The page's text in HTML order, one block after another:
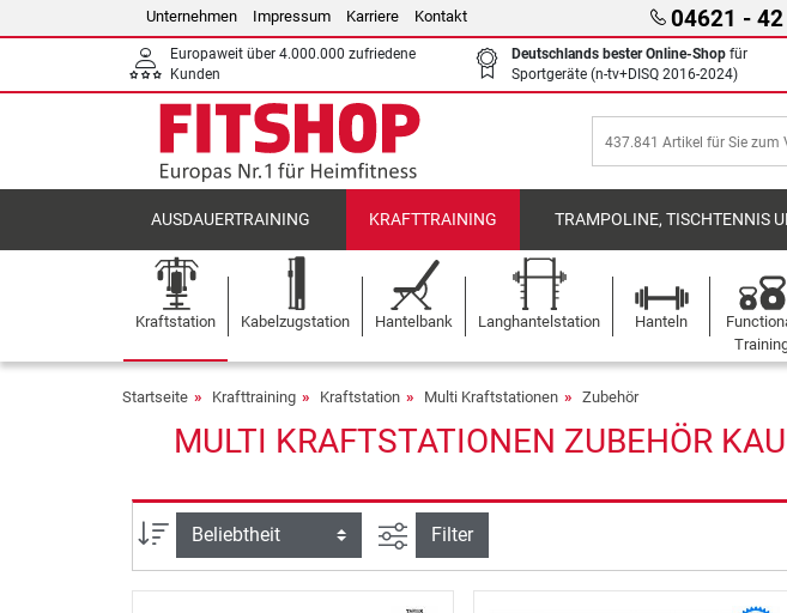
Unternehmen Impressum Karriere Kontakt 04621 -
Europaweit über 4.000.000 zufriedene
Kunden
Deutschlands bester Online-Shop für
Sportgeräte (n-tv+DISQ 2016-2024)
AUSDAUERTRAINING KRAFTTRAINING TRAMPOLINE, TISCHTENNIS
Kraftstation Kabelzugstation Hantelbank Langhantelstation Hanteln
Startseite Krafttraining Kraftstation Multi Kraftstationen Zubehör
MULTI KRAFTSTATIONEN ZUBEHÖR
Sortierung Ansicht filtern
Filter